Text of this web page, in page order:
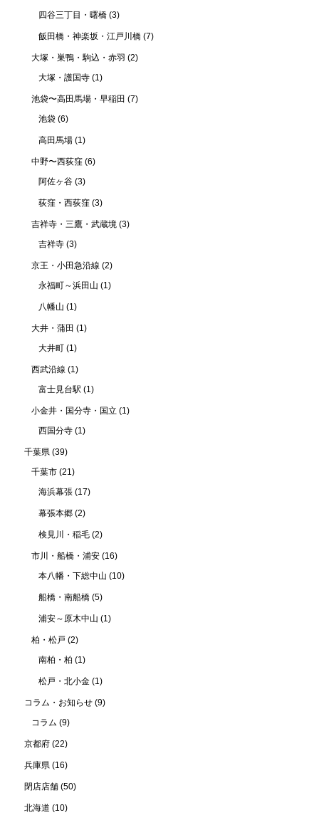
四谷三丁目・曙橋 (3)
飯田橋・神楽坂・江戸川橋 (7)
大塚・巣鴨・駒込・赤羽 (2)
大塚・護国寺 (1)
池袋〜高田馬場・早稲田 (7)
池袋 (6)
高田馬場 (1)
中野〜西荻窪 (6)
阿佐ヶ谷 (3)
荻窪・西荻窪 (3)
吉祥寺・三鷹・武蔵境 (3)
吉祥寺 (3)
京王・小田急沿線 (2)
永福町～浜田山 (1)
八幡山 (1)
大井・蒲田 (1)
大井町 (1)
西武沿線 (1)
富士見台駅 (1)
小金井・国分寺・国立 (1)
西国分寺 (1)
千葉県 (39)
千葉市 (21)
海浜幕張 (17)
幕張本郷 (2)
検見川・稲毛 (2)
市川・船橋・浦安 (16)
本八幡・下総中山 (10)
船橋・南船橋 (5)
浦安～原木中山 (1)
柏・松戸 (2)
南柏・柏 (1)
松戸・北小金 (1)
コラム・お知らせ (9)
コラム (9)
京都府 (22)
兵庫県 (16)
閉店店舗 (50)
北海道 (10)